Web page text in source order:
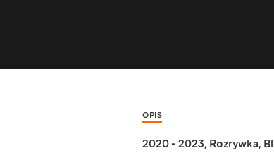
OPIS
2020 - 2023, Rozrywka,